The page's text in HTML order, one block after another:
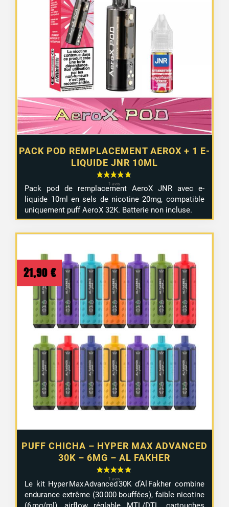
PACK POD REMPLACEMENT AEROX + 1 E-
LIQUIDE JNR 10ML
Pack pod de remplacement AeroX JNR avec e-
liquide 10ml en sels de nicotine 20mg, compatible
uniquement puff AeroX 32K. Batterie non incluse.
PUFF CHICHA – HYPER MAX ADVANCED
30K – 6MG – AL FAKHER
21,90 €
Le kit Hyper Max Advanced 30K d’Al Fakher combine
endurance extrême (30 000 bouffées), faible nicotine